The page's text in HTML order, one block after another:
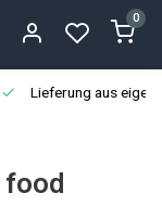
0
Lieferung aus
food